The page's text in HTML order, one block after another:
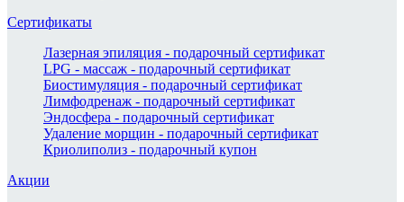
Сертификаты
Лазерная эпиляция - подарочный сертификат
LPG - массаж - подарочный сертификат
Биостимуляция - подарочный сертификат
Лимфодренаж - подарочный сертификат
Эндосфера - подарочный сертификат
Удаление морщин - подарочный сертификат
Криолиполиз - подарочный купон
Акции